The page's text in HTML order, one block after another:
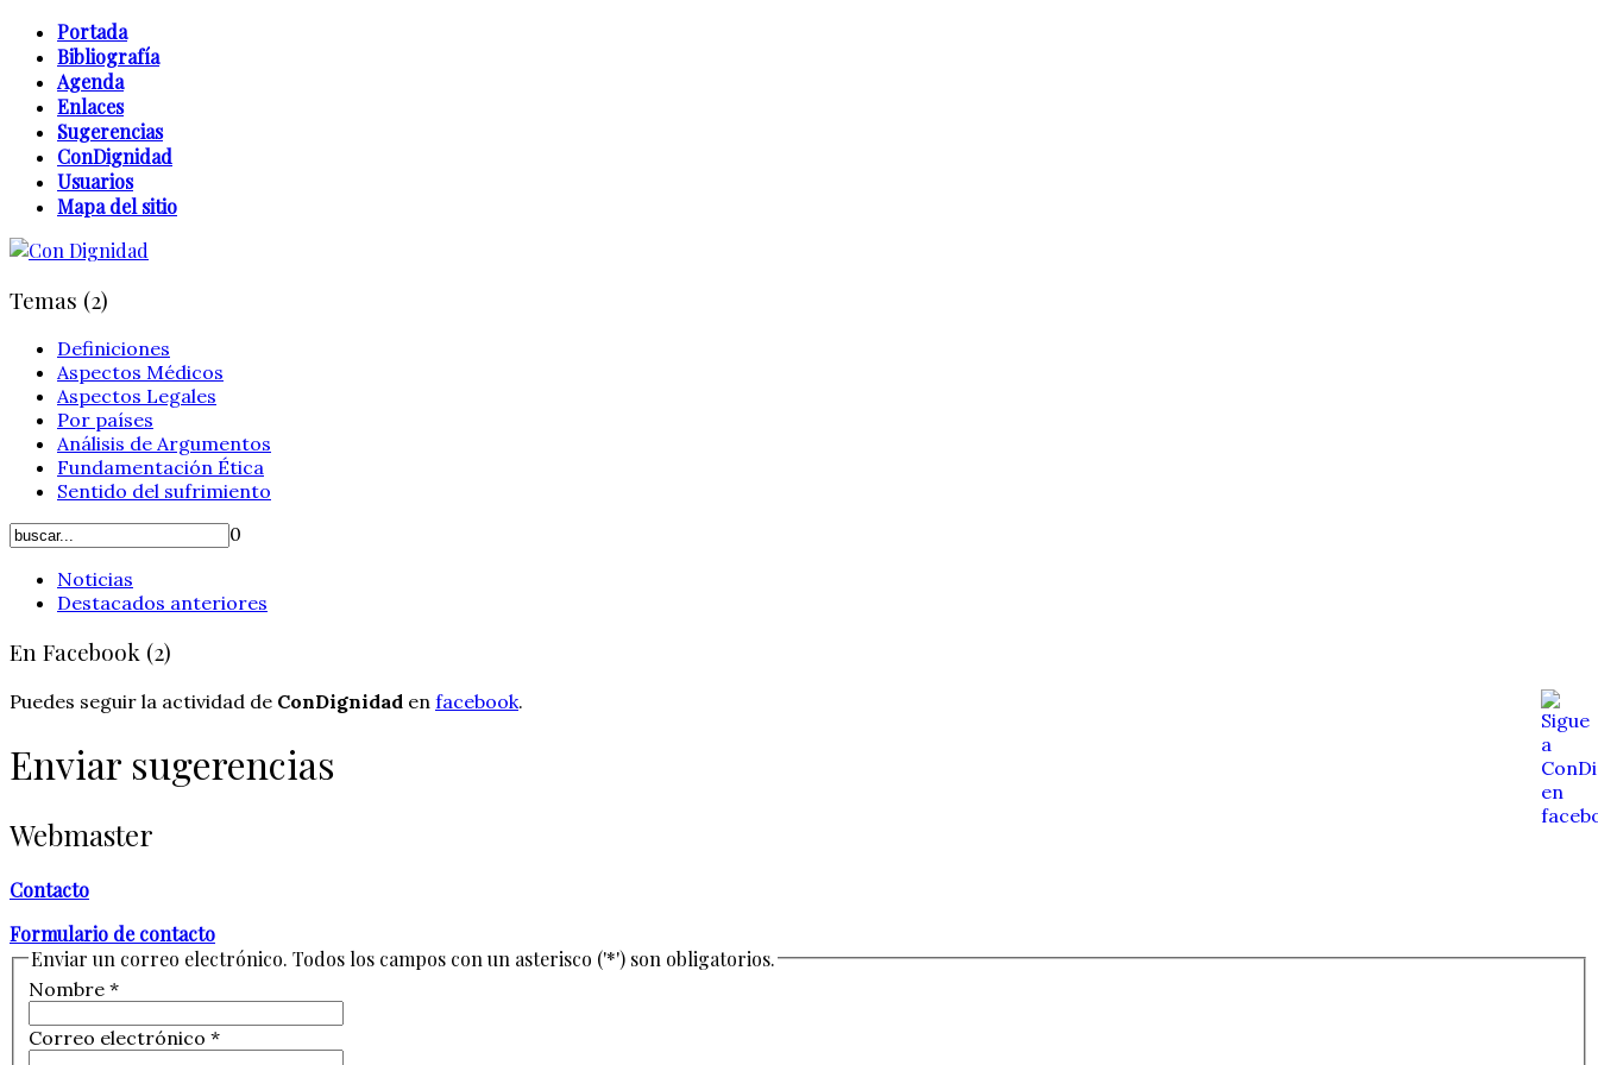
Portada
Bibliografía
Agenda
Enlaces
Sugerencias
ConDignidad
Usuarios
Mapa del sitio
Temas (2)
Definiciones
Aspectos Médicos
Aspectos Legales
Por países
Análisis de Argumentos
Fundamentación Ética
Sentido del sufrimiento
0
Noticias
Destacados anteriores
En Facebook (2)
Puedes seguir la actividad de ConDignidad en facebook.
Enviar sugerencias
Webmaster
Contacto
Formulario de contacto
Enviar un correo electrónico. Todos los campos con un asterisco ('*') son obligatorios.
Nombre *
Correo electrónico *